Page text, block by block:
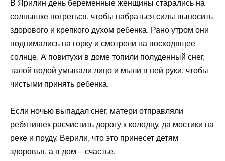
В Ярилин день беременные женщины старались на
солнышке погреться, чтобы набраться силы выносить
здорового и крепкого духом ребенка. Рано утром они
поднимались на горку и смотрели на восходящее
солнце. А повитухи в доме топили полуденный снег,
талой водой умывали лицо и мыли в ней руки, чтобы
чистыми принять ребенка.
Если ночью выпадал снег, матери отправляли
ребятишек расчистить дорогу к колодцу, да мостики на
реке и пруду. Верили, что это принесет детям
здоровья, а в дом – счастье.